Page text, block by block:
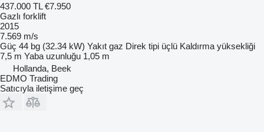
437.000 TL €7.950
Gazlı forklift
2015
7.569 m/s
Güç 44 bg (32.34 kW) Yakıt gaz Direk tipi üçlü Kaldırma yüksekliği
7,5 m Yaba uzunluğu 1,05 m
Hollanda, Beek
EDMO Trading
Satıcıyla iletişime geç